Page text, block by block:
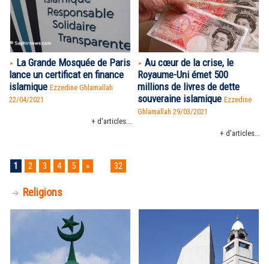
La Grande Mosquée de Paris
lance un certificat en finance
islamique Ezzedine Ghlamallah
22/04/2021
+ d'articles...
Au cœur de la crise, le
Royaume-Uni émet 500
millions de livres de dette
souveraine islamique Ezzedine
Ghlamallah 29/03/2021
+ d'articles...
1 2 3 4 5 » 32
Religions